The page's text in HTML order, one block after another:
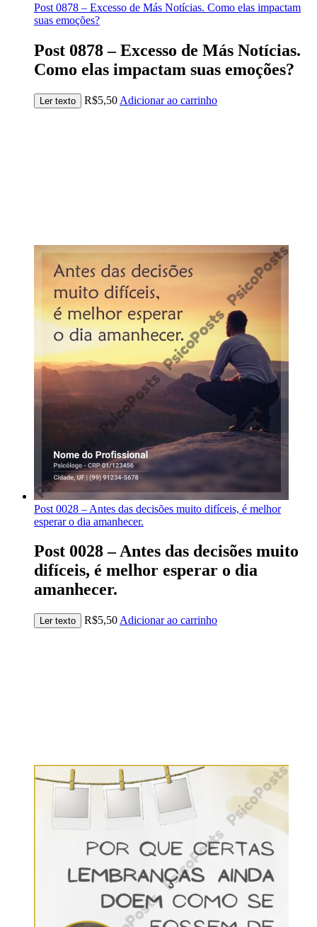
Post 0878 – Excesso de Más Notícias. Como elas impactam
suas emoções?
Post 0878 – Excesso de Más Notícias.
Como elas impactam suas emoções?
Ler texto R$5,50 Adicionar ao carrinho
Post 0028 – Antes das decisões muito difíceis, é melhor
esperar o dia amanhecer.
Post 0028 – Antes das decisões muito
difíceis, é melhor esperar o dia
amanhecer.
Ler texto R$5,50 Adicionar ao carrinho